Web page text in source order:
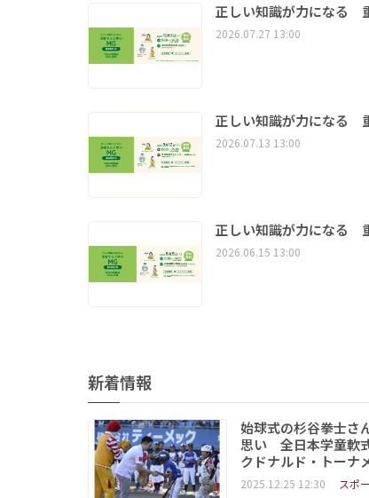
正しい知識が力になる
2026.07.27 13:00
正しい知識が力になる
2026.07.13 13:00
正しい知識が力になる
2026.06.15 13:00
新着情報
始球式の杉谷拳士さ
思い 全日本学童軟
クドナルド・トーナ
2025.12.25 12:30 スポ